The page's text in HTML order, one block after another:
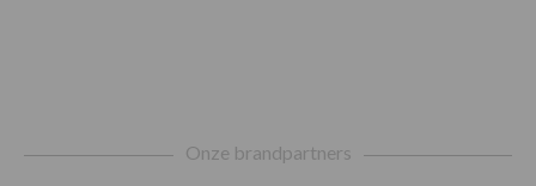
Onze brandpartners